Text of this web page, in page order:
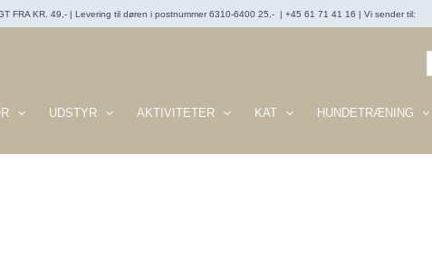
FRA KR. 49,- | Levering til døren i postnummer 6310-6400 25,- | +45 61 71 41 16 | Vi sender til:
UDSTYR AKTIVITETER KAT HUNDETRÆNING